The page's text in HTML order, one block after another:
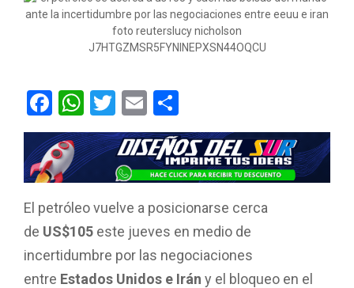
F
a
ce
b
o
o
k
W
h
at
s
A
p
p
T
wi
tt
er
E
m
ail
o
m
p
ar
tir
El petróleo vuelve a posicionarse cerca
de US$105 este jueves en medio de
incertidumbre por las negociaciones
entre Estados Unidos e Irán y el bloqueo en el